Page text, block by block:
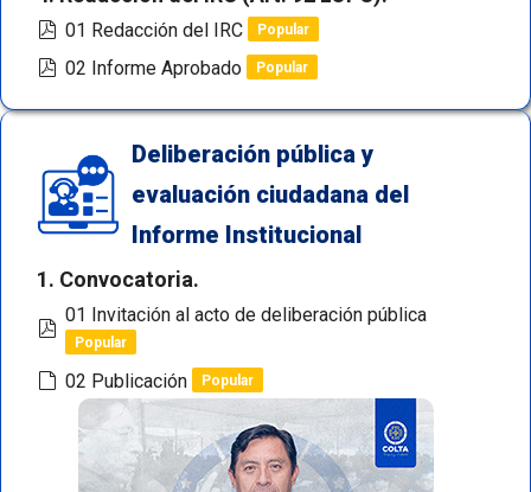
pdf
01 Redacción del IRC Popular
pdf
02 Informe Aprobado Popular
Deliberación pública y
evaluación ciudadana del
Informe Institucional
1. Convocatoria.
pdf
01 Invitación al acto de deliberación pública
Popular
default
02 Publicación Popular